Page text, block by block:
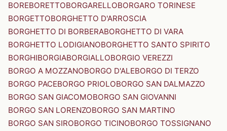
BOREBORETTOBORGARELLOBORGARO TORINESE
BORGETTOBORGHETTO D'ARROSCIA
BORGHETTO DI BORBERABORGHETTO DI VARA
BORGHETTO LODIGIANOBORGHETTO SANTO SPIRITO
BORGHIBORGIABORGIALLOBORGIO VEREZZI
BORGO A MOZZANOBORGO D'ALEBORGO DI TERZO
BORGO PACEBORGO PRIOLOBORGO SAN DALMAZZO
BORGO SAN GIACOMOBORGO SAN GIOVANNI
BORGO SAN LORENZOBORGO SAN MARTINO
BORGO SAN SIROBORGO TICINOBORGO TOSSIGNANO